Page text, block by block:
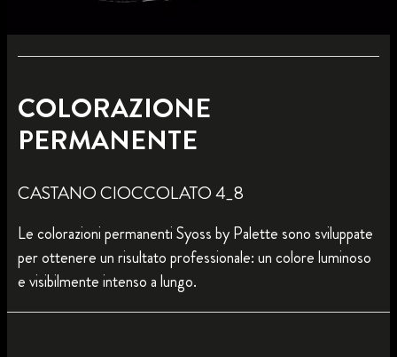
COLORAZIONE
PERMANENTE
CASTANO CIOCCOLATO 4_8
Le colorazioni permanenti Syoss by Palette sono sviluppate
per ottenere un risultato professionale: un colore luminoso
e visibilmente intenso a lungo.